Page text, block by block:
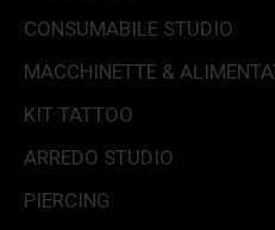
CONSUMABILE STUDIO
MACCHINETTE &
KIT TATTOO
ARREDO STUDIO
PIERCING